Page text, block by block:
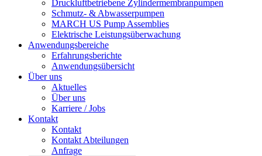
Druckluftbetriebene Zylindermembranpumpen
Schmutz- & Abwasserpumpen
MARCH US Pump Assemblies
Elektrische Leistungsüberwachung
Anwendungsbereiche
Erfahrungsberichte
Anwendungsübersicht
Über uns
Aktuelles
Über uns
Karriere / Jobs
Kontakt
Kontakt
Kontakt Abteilungen
Anfrage